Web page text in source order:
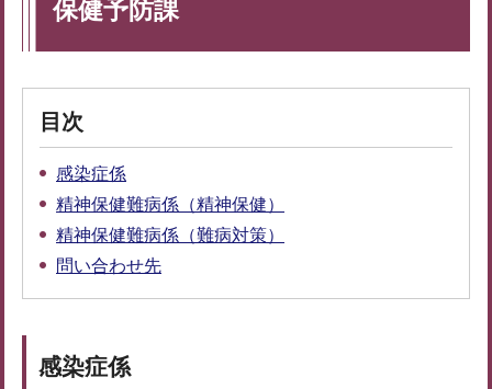
保健予防課
目次
感染症係
精神保健難病係（精神保健）
精神保健難病係（難病対策）
問い合わせ先
感染症係